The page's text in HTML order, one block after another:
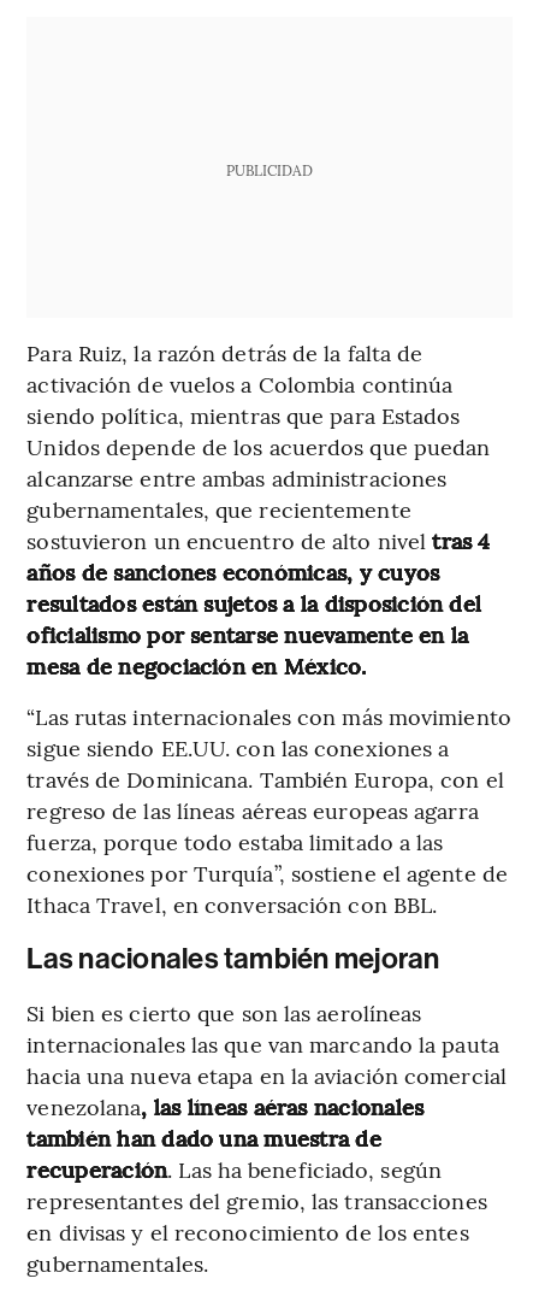
PUBLICIDAD
Para Ruiz, la razón detrás de la falta de
activación de vuelos a Colombia continúa
siendo política, mientras que para Estados
Unidos depende de los acuerdos que puedan
alcanzarse entre ambas administraciones
gubernamentales, que recientemente
sostuvieron un encuentro de alto niveltras 4
años de sanciones económicas, y cuyos
resultados están sujetos a la disposición del
oficialismo por sentarse nuevamente en la
mesa de negociación en México.
“Las rutas internacionales con más movimiento
sigue siendo EE.UU. con las conexiones a
través de Dominicana. También Europa, con el
regreso de las líneas aéreas europeas agarra
fuerza, porque todo estaba limitado a las
conexiones por Turquía”, sostiene el agente de
Ithaca Travel, en conversación con BBL.
Las nacionales también mejoran
Si bien es cierto que son las aerolíneas
internacionales las que van marcando la pauta
hacia una nueva etapa en la aviación comercial
venezolana, las líneas aéras nacionales
también han dado una muestra de
recuperación. Las ha beneficiado, según
representantes del gremio, las transacciones
en divisas y el reconocimiento de los entes
gubernamentales.